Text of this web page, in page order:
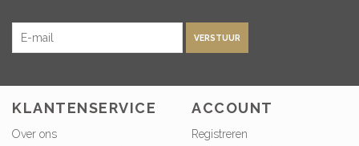
VERSTUUR
KLANTENSERVICE
Over ons
ACCOUNT
Registreren